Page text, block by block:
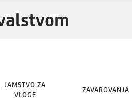
JAMSTVO ZA
VLOGE
ZAVAROVANJA